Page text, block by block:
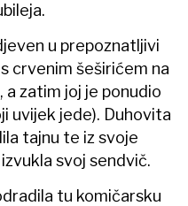
u prepoznatljivi
crvenim šeširićem na
a zatim joj je ponudio
uvijek jede). Duhovita
tajnu te iz svoje
svoj sendvič.
tu komičarsku